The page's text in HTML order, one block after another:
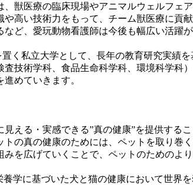
獣医療の臨床現場やアニマルウェルフェ
高い技術力をもって、チーム獣医療に貢
ど、愛玩動物看護師は今後も幅広い活躍が
く私立大学として、長年の教育研究実績
技術学科、食品生命科学科、環境科学科
めていきます。
える・実感できる”真の健康”を提供する
の真の健康のためには、ペットを取り巻
を広げていくことで、ペットのためのよ
学に基づいた犬と猫の健康において世界